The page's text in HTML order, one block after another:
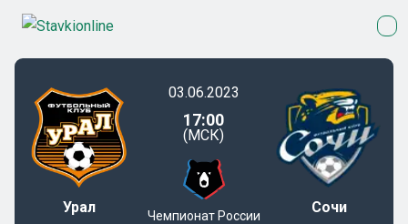
Урал
03.06.2023
17:00
(МСК)
Чемпионат России Сочи